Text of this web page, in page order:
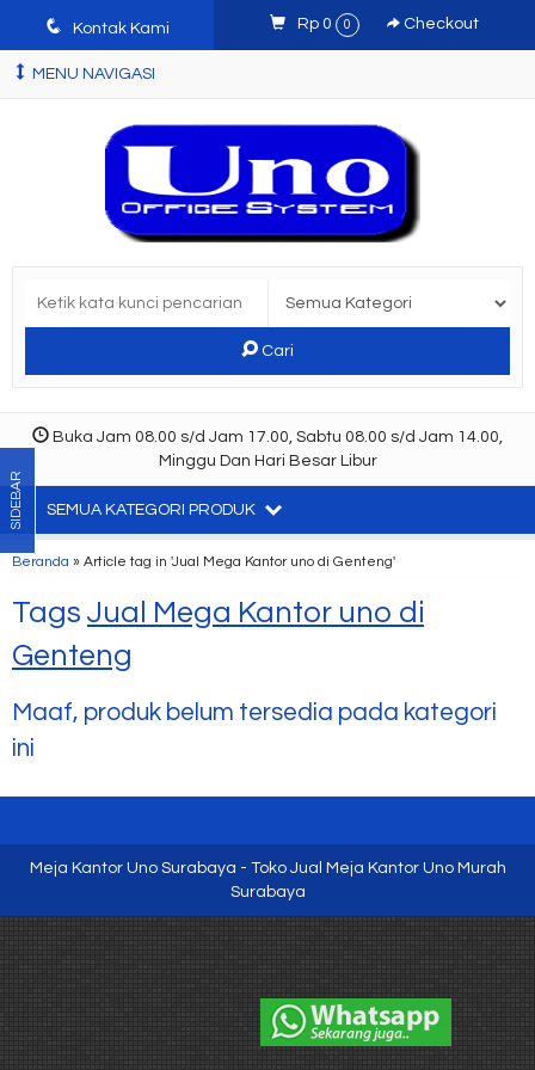
q Kontak Kami Rp 0 0 Checkout
MENU NAVIGASI
Cari
Buka Jam 08.00 s/d Jam 17.00, Sabtu 08.00 s/d Jam 14.00,
Minggu Dan Hari Besar Libur
SEMUA KATEGORI PRODUK
Beranda » Article tag in 'Jual Mega Kantor uno di Genteng'
Tags Jual Mega Kantor uno di
Genteng
Maaf, produk belum tersedia pada kategori
ini
SIDEBAR
Meja Kantor Uno Surabaya - Toko Jual Meja Kantor Uno Murah
Surabaya